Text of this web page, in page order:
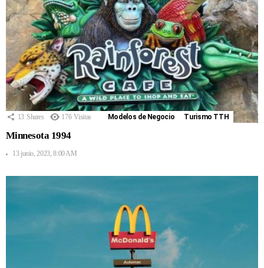
13 Shares 176 Visitas Modelos de Negocio Turismo TTH
Minnesota 1994
13 junio, 2023, 8:00 AM